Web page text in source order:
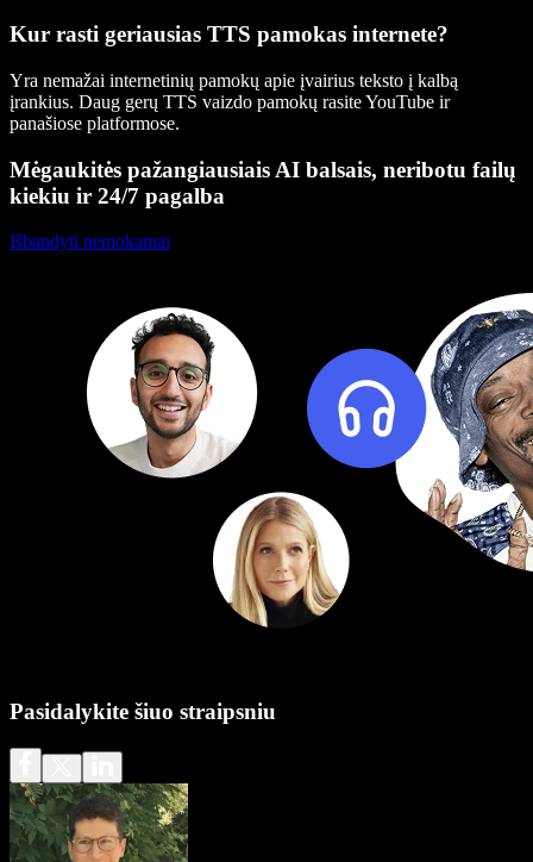
Kur rasti geriausias TTS pamokas internete?
Yra nemažai internetinių pamokų apie įvairius teksto į kalbą
įrankius. Daug gerų TTS vaizdo pamokų rasite YouTube ir
panašiose platformose.
Mėgaukitės pažangiausiais AI balsais, neribotu failų
kiekiu ir 24/7 pagalba
Išbandyti nemokamai
Pasidalykite šiuo straipsniu